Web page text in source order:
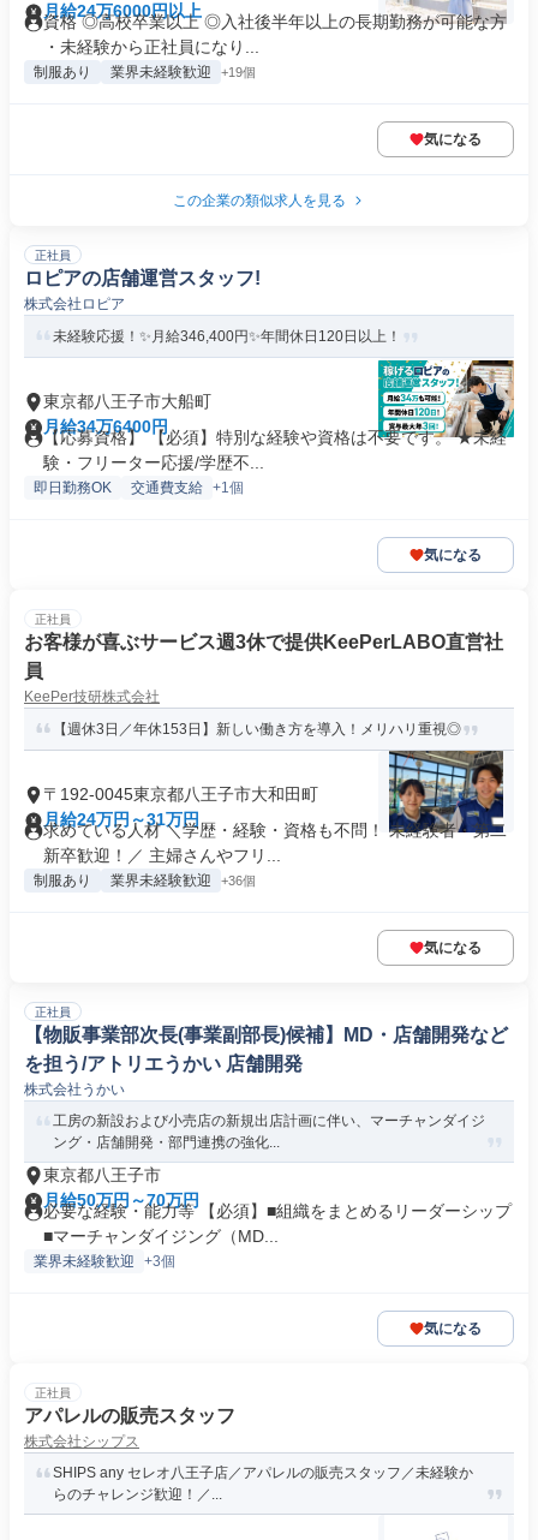
月給24万6000円以上
資格 ◎高校卒業以上 ◎入社後半年以上の長期勤務が可能な方
・未経験から正社員になり...
制服あり 業界未経験歓迎 +19個
気になる
この企業の類似求人を見る
正社員
ロピアの店舗運営スタッフ!
株式会社ロピア
未経験応援！✨月給346,400円✨年間休日120日以上！
東京都八王子市大船町
月給34万6400円
【応募資格】 【必須】特別な経験や資格は不要です。 ★未経
験・フリーター応援/学歴不...
即日勤務OK 交通費支給 +1個
気になる
正社員
お客様が喜ぶサービス週3休で提供KeePerLABO直営社
員
KeePer技研株式会社
【週休3日／年休153日】新しい働き方を導入！メリハリ重視◎
〒192-0045東京都八王子市大和田町
月給24万円～31万円
求めている人材 ＼学歴・経験・資格も不問！ 未経験者・第二
新卒歓迎！／ 主婦さんやフリ...
制服あり 業界未経験歓迎 +36個
気になる
正社員
【物販事業部次長(事業副部長)候補】MD・店舗開発など
を担う/アトリエうかい 店舗開発
株式会社うかい
工房の新設および小売店の新規出店計画に伴い、マーチャンダイジ
ング・店舗開発・部門連携の強化...
東京都八王子市
月給50万円～70万円
必要な経験・能力等 【必須】■組織をまとめるリーダーシップ
■マーチャンダイジング（MD...
業界未経験歓迎 +3個
気になる
正社員
アパレルの販売スタッフ
株式会社シップス
SHIPS any セレオ八王子店／アパレルの販売スタッフ／未経験か
らのチャレンジ歓迎！／...